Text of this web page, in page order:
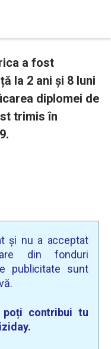
a fost
la 2 ani și 8 luni
diplomei de
trimis în
și nu a acceptat
din fonduri
publicitate sunt
contribui tu